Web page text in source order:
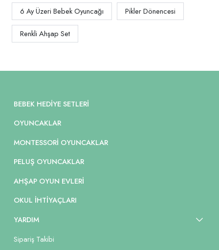
6 Ay Üzeri Bebek Oyuncağı Pikler Dönencesi
Renkli Ahşap Set
BEBEK HEDIYE SETLERI
OYUNCAKLAR
MONTESSORI OYUNCAKLAR
PELUŞ OYUNCAKLAR
AHŞAP OYUN EVLERI
OKUL İHTIYAÇLARI
YARDIM
Sipariş Takibi